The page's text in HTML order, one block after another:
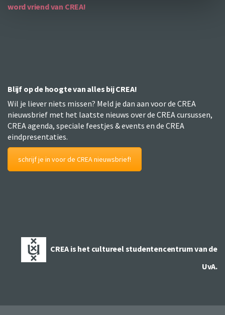
word vriend van CREA!
Blijf op de hoogte van alles bij CREA!
Wil je liever niets missen? Meld je dan aan voor de CREA
nieuwsbrief met het laatste nieuws over de CREA cursussen,
CREA agenda, speciale feestjes & events en de CREA
eindpresentaties.
schrijf je in voor de CREA nieuwsbrief!
CREA is het cultureel studentencentrum van de
UvA.